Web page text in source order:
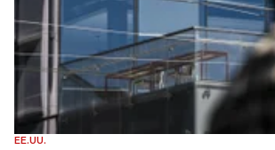
EE.UU.